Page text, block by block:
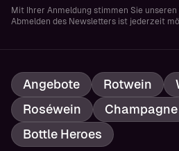
Mit Ihrer Anmeldung stimmen Sie unseren
Abmelden des Newsletters ist jederzeit
Angebote Rotwein
Roséwein
Champagne
Bottle Heroes